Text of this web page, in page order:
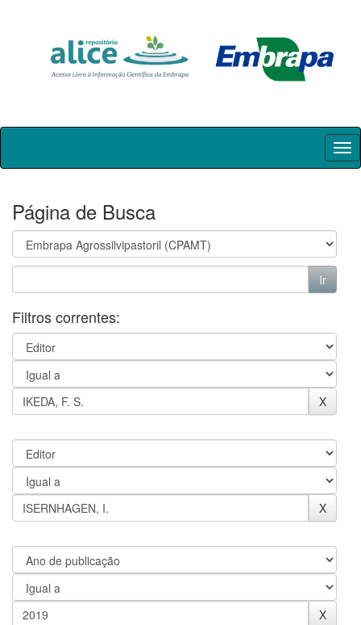
Skip
Página de Busca
Filtros correntes: